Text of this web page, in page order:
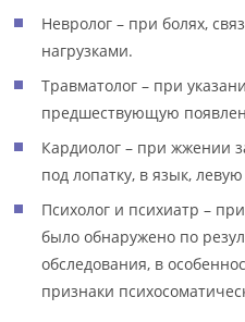
Невролог – при болях,
нагрузками.
Травматолог – при
предшествующую
Кардиолог – при жжении
под лопатку, в язык, левую
Психолог и психиатр –
было обнаружено по
обследования, в
признаки